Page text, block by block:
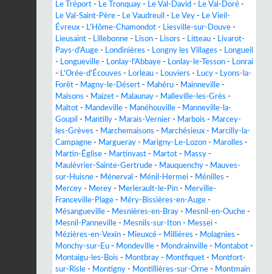
Le Tréport - Le Tronquay - Le Val-David - Le Val-Doré -
Le Val-Saint-Père - Le Vaudreuil - Le Vey - Le Vieil-
Évreux - L'Hôme-Chamondot - Liesville-sur-Douve -
Lieusaint - Lillebonne - Lison - Lisors - Litteau - Livarot-
Pays-d'Auge - Londinières - Longny les Villages - Longueil
- Longueville - Lonlay-l'Abbaye - Lonlay-le-Tesson - Lonrai
- L'Orée-d'Écouves - Lorleau - Louviers - Lucy - Lyons-la-
Forêt - Magny-le-Désert - Mahéru - Mainneville -
Maisons - Maizet - Malaunay - Malleville-les-Grès -
Maltot - Mandeville - Manéhouville - Manneville-la-
Goupil - Mantilly - Marais-Vernier - Marbois - Marcey-
les-Grèves - Marchemaisons - Marchésieux - Marcilly-la-
Campagne - Margueray - Marigny-Le-Lozon - Marolles -
Martin-Église - Martinvast - Martot - Massy -
Maulévrier-Sainte-Gertrude - Mauquenchy - Mauves-
sur-Huisne - Ménerval - Ménil-Hermei - Ménilles -
Mercey - Merey - Merlerault-le-Pin - Merville-
Franceville-Plage - Méry-Bissières-en-Auge -
Mésangueville - Mesnières-en-Bray - Mesnil-en-Ouche -
Mesnil-Panneville - Mesnils-sur-Iton - Messei -
Mézières-en-Vexin - Mieuxcé - Millières - Molagnies -
Monchy-sur-Eu - Mondeville - Mondrainville - Montabot -
Montaigu-les-Bois - Montbray - Montfiquet - Montfort-
sur-Risle - Montigny - Montillières-sur-Orne - Montmain